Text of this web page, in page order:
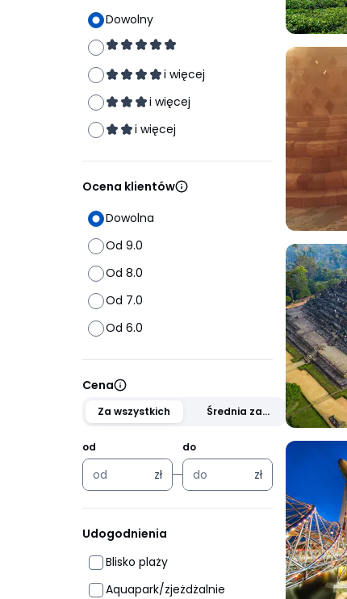
Dowolny
i więcej
i więcej
i więcej
Ocena klientów
Dowolna
Od 9.0
Od 8.0
Od 7.0
Od 6.0
Cena
Za wszystkich
Średnia za
od
zł
do
zł
Udogodnienia
Blisko plaży
Aquapark/zjeżdżalnie